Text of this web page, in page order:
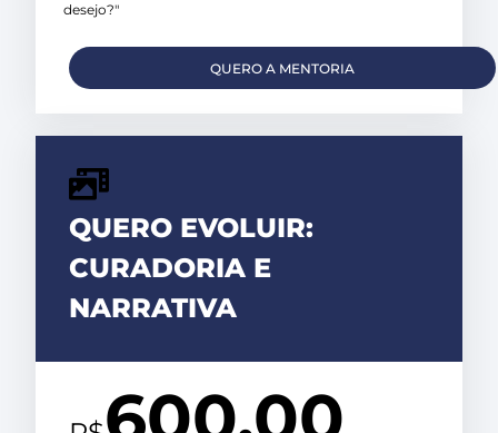
desejo?"
QUERO A MENTORIA
QUERO EVOLUIR:
CURADORIA E
NARRATIVA